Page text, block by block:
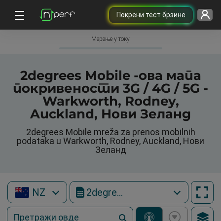
Покрени тест брзине
Мерење у току
2degrees Mobile -ова мапа
покривености 3G / 4G / 5G -
Warkworth, Rodney,
Auckland, Нови Зеланд
2degrees Mobile mreža za prenos mobilnih
podataka u Warkworth, Rodney, Auckland, Нови
Зеланд
NZ 2degrees Mobile